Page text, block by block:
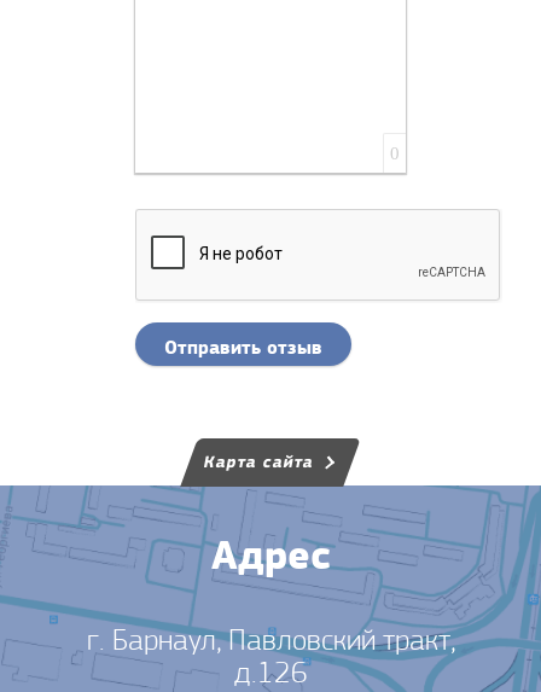
0
Отправить отзыв
Карта сайта
Адрес
г. Барнаул, Павловский тракт,
д.126